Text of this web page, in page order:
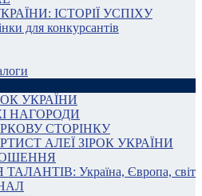
ІСТОРІЇ УСПІХУ
для конкурсантів
УКРАЇНИ
НАГОРОДИ
СТОРІНКУ
АЛЕЇ ЗІРОК УКРАЇНИ
Україна, Європа, світ